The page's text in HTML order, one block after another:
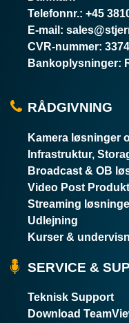
Telefonnr.: +45
E-mail :
CVR-nummer:
Bankoplysninger:
RÅDGIVNING
Kamera løsninger
Infrastruktur,
Broadcast & OB
Video Post
Streaming
Udlejning
Kurser &
SERVICE &
Teknisk Support
Download